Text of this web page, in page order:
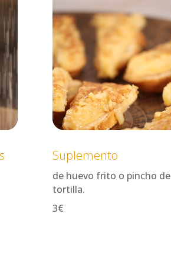
Suplemento
de huevo frito o pincho de
tortilla.
3€